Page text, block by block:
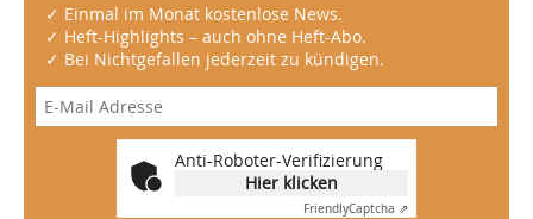
✓ Einmal im Monat kostenlose News.
✓ Heft-Highlights – auch ohne Heft-Abo.
✓ Bei Nichtgefallen jederzeit zu kündigen.
Anti-Roboter-Verifizierung
Hier klicken
FriendlyCaptcha ⇗